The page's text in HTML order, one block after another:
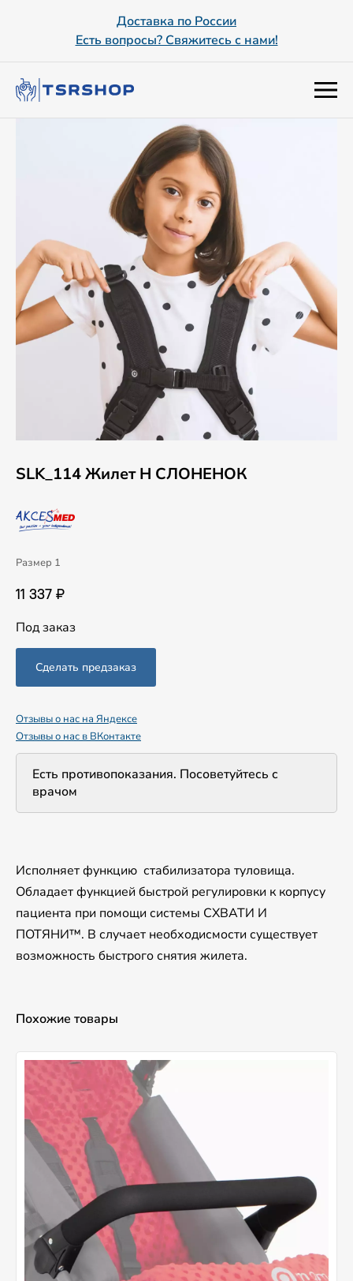
Доставка по России
Есть вопросы? Свяжитесь с нами!
SLK_114 Жилет H СЛОНЕНОК
Размер 1
11 337 ₽
Под заказ
Отзывы о нас на Яндексе
Отзывы о нас в ВКонтакте
Есть противопоказания. Посоветуйтесь с
врачом
Исполняет функцию стабилизатора туловища.
Обладает функцией быстрой регулировки к корпусу
пациента при помощи системы СХВАТИ И
ПОТЯНИ™. В случает необходисмости существует
возможность быстрого снятия жилета.
Похожие товары